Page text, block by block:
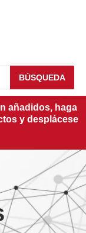
BÚSQUEDA
añadidos, haga
y desplácese